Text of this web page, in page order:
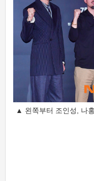
▲ 왼쪽부터 조인성, 나